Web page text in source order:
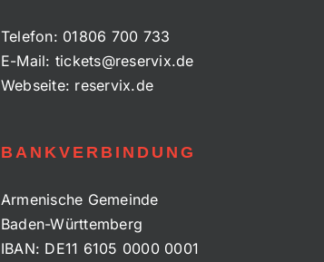
Telefon: 01806 700 733
E-Mail: tickets@reservix.de
Webseite: reservix.de
BANKVERBINDUNG
Armenische Gemeinde
Baden-Württemberg
IBAN: DE11 6105 0000 0001